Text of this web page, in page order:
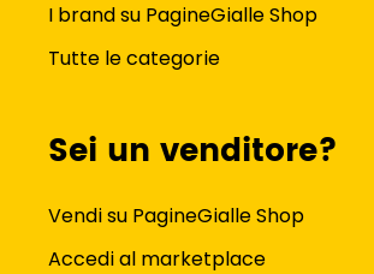
I brand su PagineGialle Shop
Tutte le categorie
Sei un venditore?
Vendi su PagineGialle Shop
Accedi al marketplace